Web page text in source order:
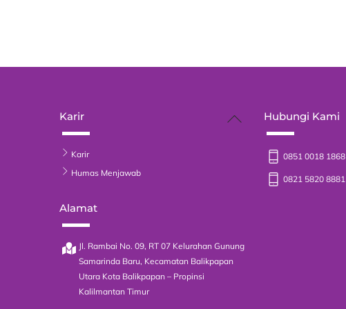
Back
Karir
Karir
Humas Menjawab
Hubungi Kami
0851 0018 1868
0821 5820 8881
Alamat
Jl. Rambai No. 09, RT 07 Kelurahan Gunung
Samarinda Baru, Kecamatan Balikpapan
Utara Kota Balikpapan – Propinsi
Kalilmantan Timur